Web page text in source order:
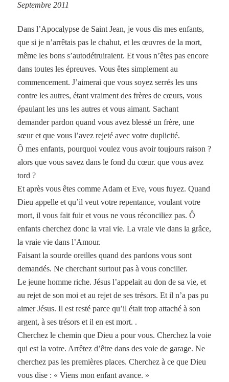
Septembre 2011
Dans l’Apocalypse de Saint Jean, je vous dis mes enfants,
que si je n’arrêtais pas le chahut, et les œuvres de la mort,
même les bons s’autodétruiraient. Et vous n’êtes pas encore
dans toutes les épreuves. Vous êtes simplement au
commencement. J’aimerai que vous soyez serrés les uns
contre les autres, étant vraiment des frères de cœurs, vous
épaulant les uns les autres et vous aimant. Sachant
demander pardon quand vous avez blessé un frère, une
sœur et que vous l’avez rejeté avec votre duplicité.
Ô mes enfants, pourquoi voulez vous avoir toujours raison ?
alors que vous savez dans le fond du cœur. que vous avez
tord ?
Et après vous êtes comme Adam et Eve, vous fuyez. Quand
Dieu appelle et qu’il veut votre repentance, voulant votre
mort, il vous fait fuir et vous ne vous réconciliez pas. Ô
enfants cherchez donc la vrai vie. La vraie vie dans la grâce,
la vraie vie dans l’Amour.
Faisant la sourde oreilles quand des pardons vous sont
demandés. Ne cherchant surtout pas à vous concilier.
Le jeune homme riche. Jésus l’appelait au don de sa vie, et
au rejet de son moi et au rejet de ses trésors. Et il n’a pas pu
aimer Jésus. Il est resté parce qu’il était trop attaché à son
argent, à ses trésors et il en est mort. .
Cherchez le chemin que Dieu a pour vous. Cherchez la voie
qui est la votre. Arrêtez d’être dans des voie de garage. Ne
cherchez pas les premières places. Cherchez à ce que Dieu
vous dise : « Viens mon enfant avance. »